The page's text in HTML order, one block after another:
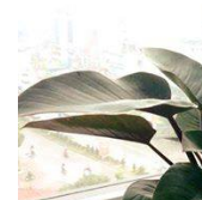
573
Nguyễn
Hữu